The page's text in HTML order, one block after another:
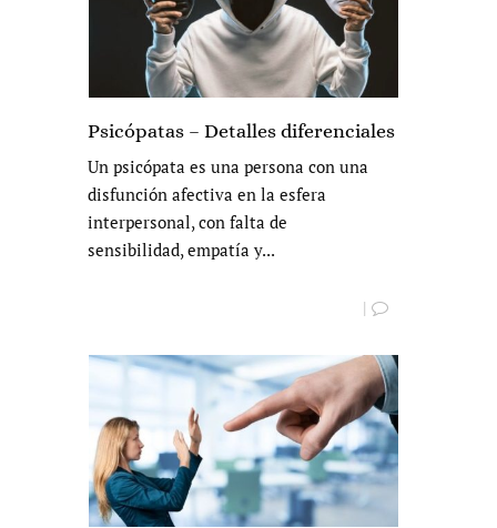
Psicópatas – Detalles diferenciales
Un psicópata es una persona con una
disfunción afectiva en la esfera
interpersonal, con falta de
sensibilidad, empatía y...
|